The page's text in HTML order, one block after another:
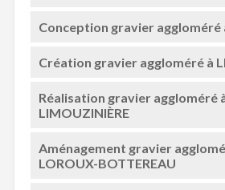
Conception gravier aggloméré
Création gravier aggloméré à
Réalisation gravier aggloméré
LIMOUZINIÈRE
Aménagement gravier
LOROUX-BOTTEREAU